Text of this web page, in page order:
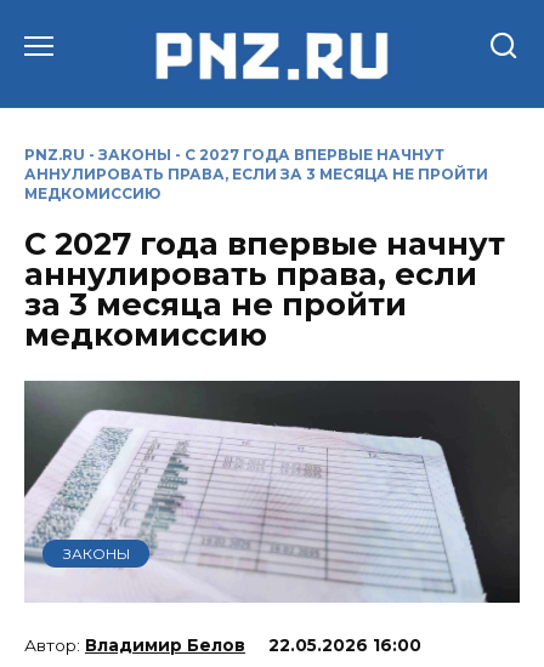
PNZ.RU - ЗАКОНЫ - С 2027 ГОДА ВПЕРВЫЕ НАЧНУТ
АННУЛИРОВАТЬ ПРАВА, ЕСЛИ ЗА 3 МЕСЯЦА НЕ ПРОЙТИ
МЕДКОМИССИЮ
С 2027 года впервые начнут
аннулировать права, если
за 3 месяца не пройти
медкомиссию
ЗАКОНЫ
Владимир Белов 22.05.2026 16:00